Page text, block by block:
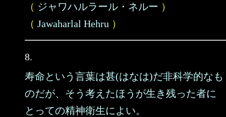
（ ジャワハルラール・ネルー ）
（ Jawaharlal Hehru ）
8.
寿命という言葉は甚(はなは)だ非科学的なも
のだが、そう考えたほうが生き残った者に
とっての精神衛生によい。